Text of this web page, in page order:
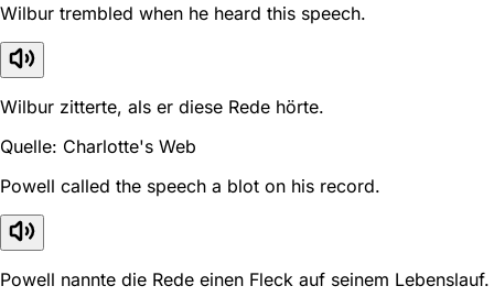
Wilbur trembled when he heard this speech.
Wilbur zitterte, als er diese Rede hörte.
Quelle: Charlotte's Web
Powell called the speech a blot on his record.
Powell nannte die Rede einen Fleck auf seinem Lebenslauf.